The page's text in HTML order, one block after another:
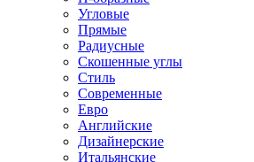
Угловые
Прямые
Радиусные
Скошенные углы
Стиль
Современные
Евро
Английские
Дизайнерские
Итальянские